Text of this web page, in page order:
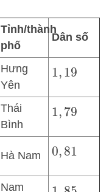
Tỉnh/thành
phố
Dân số
Hưng
Yên
1, 19
Thái
Bình
1, 79
Hà Nam 0, 81
Nam